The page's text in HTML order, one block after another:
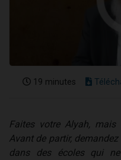
19 minutes
Faites votre Alyah,
Avant de partir,
dans des écoles qui